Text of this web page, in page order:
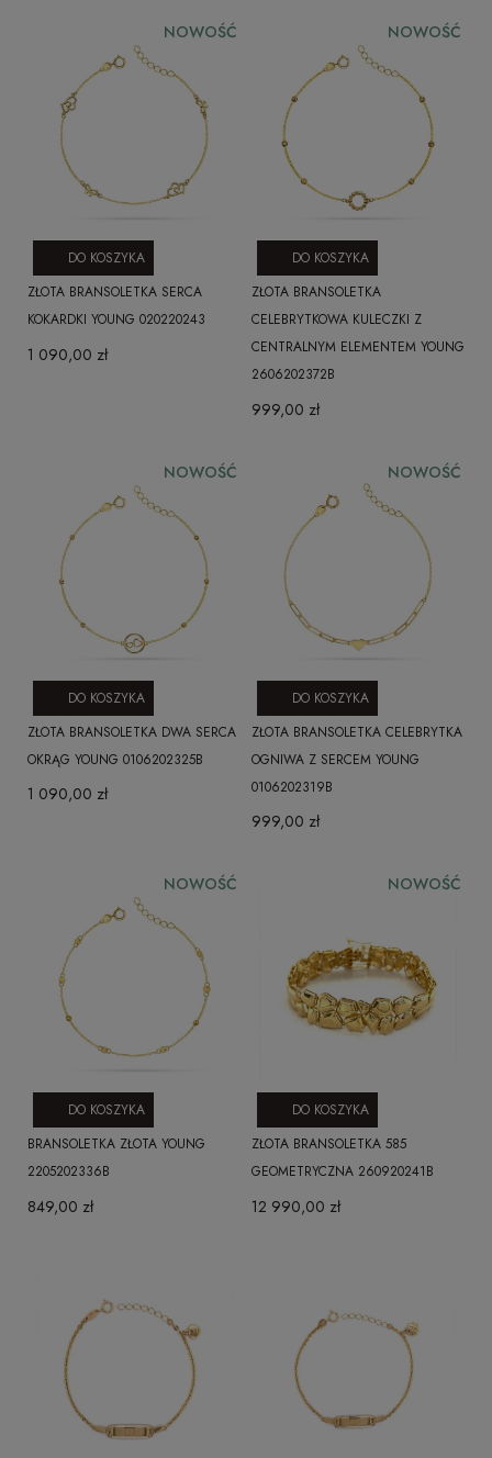
ZŁOTA BRANSOLETKA SERCA
KOKARDKI YOUNG 020220243
1 090,00 zł
DO KOSZYKA
NOWOŚĆ
ZŁOTA BRANSOLETKA
CELEBRYTKOWA KULECZKI Z
CENTRALNYM ELEMENTEM YOUNG
2606202372B
999,00 zł
DO KOSZYKA
NOWOŚĆ
ZŁOTA BRANSOLETKA DWA SERCA
OKRĄG YOUNG 0106202325B
1 090,00 zł
DO KOSZYKA
NOWOŚĆ
ZŁOTA BRANSOLETKA CELEBRYTKA
OGNIWA Z SERCEM YOUNG
0106202319B
999,00 zł
DO KOSZYKA
NOWOŚĆ
BRANSOLETKA ZŁOTA YOUNG
2205202336B
849,00 zł
DO KOSZYKA
NOWOŚĆ
ZŁOTA BRANSOLETKA 585
GEOMETRYCZNA 260920241B
12 990,00 zł
DO KOSZYKA
NOWOŚĆ